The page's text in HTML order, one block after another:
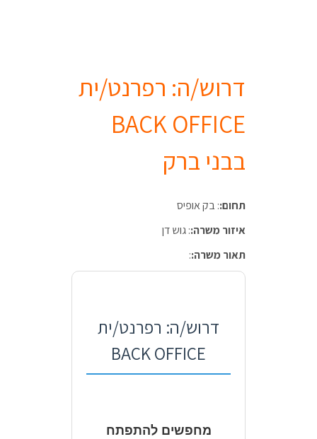
דרוש/ה: רפרנט/ית
BACK OFFICE
בבני ברק
תחום:: בק אופיס
איזור משרה:: גוש דן
תאור משרה::
דרוש/ה: רפרנט/ית
BACK OFFICE
מחפשים להתפתח